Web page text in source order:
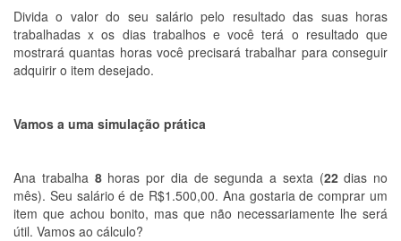
Divida o valor do seu salário pelo resultado das suas horas
trabalhadas x os dias trabalhos e você terá o resultado que
mostrará quantas horas você precisará trabalhar para conseguir
adquirir o item desejado.
Vamos a uma simulação prática
Ana trabalha 8 horas por dia de segunda a sexta (22dias no
mês). Seu salário é de R$1.500,00. Ana gostaria de comprar um
item que achou bonito, mas que não necessariamente lhe será
útil. Vamos ao cálculo?